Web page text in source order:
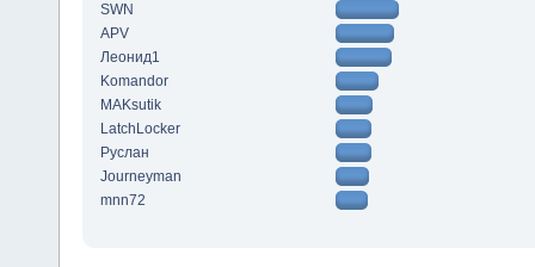
SWN
APV
Леонид1
Komandor
MAKsutik
LatchLocker
Руслан
Journeyman
mnn72